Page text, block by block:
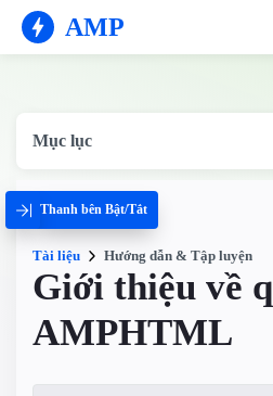
AMP
Mục lục
Thanh bên Bật/Tắt
Tài liệu Hướng dẫn & Tập luyện
Giới thiệu về
AMPHTML